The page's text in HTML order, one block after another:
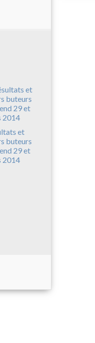
et
buteurs
29 et
2014